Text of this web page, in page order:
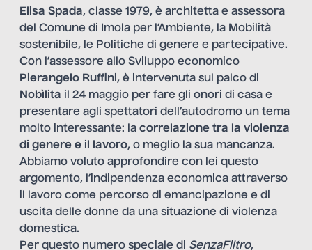
Elisa Spada, classe 1979, è architetta e assessora
del Comune di Imola per l’Ambiente, la Mobilità
sostenibile, le Politiche di genere e partecipative.
Con l’assessore allo Sviluppo economico
Pierangelo Ruffini, è intervenuta sul palco di
Nobìlita il 24 maggio per fare gli onori di casa e
presentare agli spettatori dell’autodromo un tema
molto interessante: la correlazione tra la violenza
di genere e il lavoro, o meglio la sua mancanza.
Abbiamo voluto approfondire con lei questo
argomento, l’indipendenza economica attraverso
il lavoro come percorso di emancipazione e di
uscita delle donne da una situazione di violenza
domestica.
Per questo numero speciale di SenzaFiltro,